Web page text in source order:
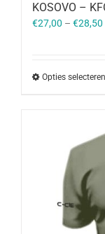
KOSOVO –
€27,00 – €28,50
Opties selecteren